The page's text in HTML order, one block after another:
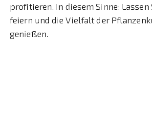
profitieren. In diesem Sinne: Lassen
feiern und die Vielfalt der
genießen.